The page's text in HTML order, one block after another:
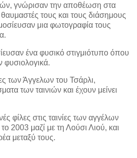
γνώρισαν την αποθέωση στα
τους και τους διάσημους
μια φωτογραφία τους
ένα φυσικό στιγμιότυπο όπου
φυσιολογικά.
των Άγγελων του Τσάρλι,
των ταινιών και έχουν μείνει
φίλες στις ταινίες των αγγέλων
2003 μαζί με τη Λούσι Λιού, και
μεταξύ τους.